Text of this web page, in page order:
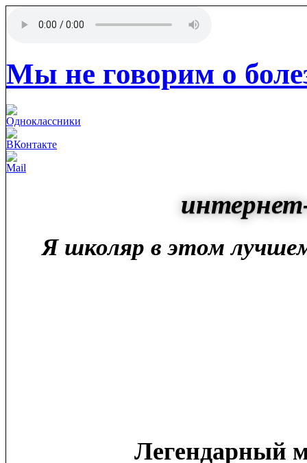
Мы не говорим о
Я школяр в этом
Легендарный